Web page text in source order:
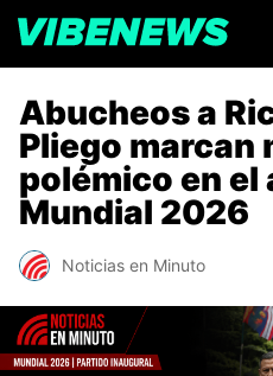
Abucheos a
Pliego marcan
polémico en el
Mundial 2026
Noticias en Minuto